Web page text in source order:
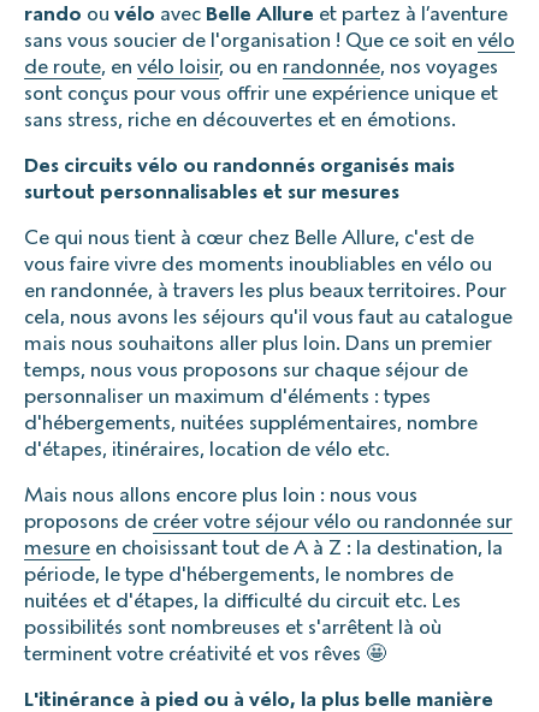
rando ou vélo avec Belle Allure et partez à l’aventure
sans vous soucier de l'organisation ! Que ce soit en vélo
de route, en vélo loisir, ou en randonnée, nos voyages
sont conçus pour vous offrir une expérience unique et
sans stress, riche en découvertes et en émotions.
Des circuits vélo ou randonnés organisés mais
surtout personnalisables et sur mesures
Ce qui nous tient à cœur chez Belle Allure, c'est de
vous faire vivre des moments inoubliables en vélo ou
en randonnée, à travers les plus beaux territoires. Pour
cela, nous avons les séjours qu'il vous faut au catalogue
mais nous souhaitons aller plus loin. Dans un premier
temps, nous vous proposons sur chaque séjour de
personnaliser un maximum d'éléments : types
d'hébergements, nuitées supplémentaires, nombre
d'étapes, itinéraires, location de vélo etc.
Mais nous allons encore plus loin : nous vous
proposons de créer votre séjour vélo ou randonnée sur
mesure en choisissant tout de A à Z : la destination, la
période, le type d'hébergements, le nombres de
nuitées et d'étapes, la difficulté du circuit etc. Les
possibilités sont nombreuses et s'arrêtent là où
terminent votre créativité et vos rêves 🤩
L'itinérance à pied ou à vélo, la plus belle manière